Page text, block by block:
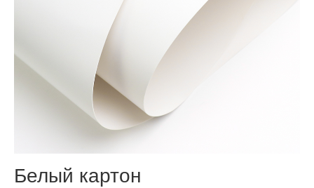
Белый картон